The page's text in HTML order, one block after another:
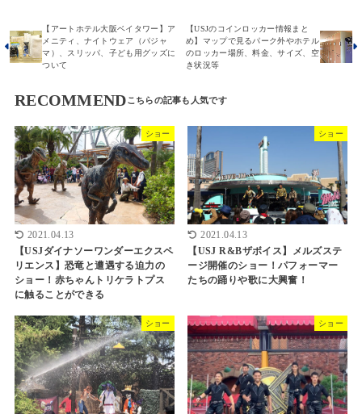
【アートホテル大阪ベイタワー】ア
メニティ、ナイトウェア（パジャ
マ）、スリッパ、子ども用グッズに
ついて
【USJのコインロッカー情報まと
め】マップで見るパーク外やホテル
のロッカー場所、料金、サイズ、空
き状況等
RECOMMEND
ショー
2021.04.13
【USJダイナソーワンダーエクスペ
リエンス】恐竜と遭遇する迫力の
ショー！赤ちゃんトリケラトプス
に触ることができる
ショー
2021.04.13
【USJ R&Bザボイス】メルズステ
ージ開催のショー！パフォーマー
たちの踊りや歌に大興奮！
ショー ショー